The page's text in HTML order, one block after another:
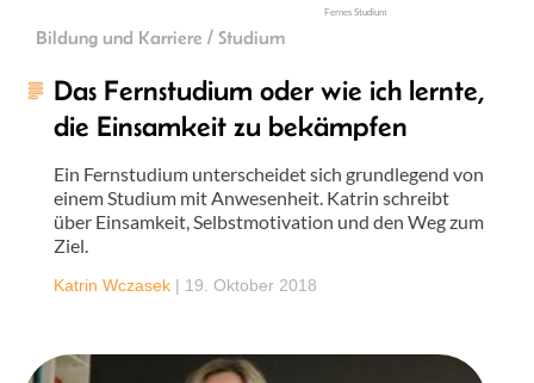
Fernes Studium
Bildung und Karriere / Studium
Das Fernstudium oder wie ich lernte,
die Einsamkeit zu bekämpfen
Ein Fernstudium unterscheidet sich grundlegend von
einem Studium mit Anwesenheit. Katrin schreibt
über Einsamkeit, Selbstmotivation und den Weg zum
Ziel.
Katrin Wczasek | 19. Oktober 2018